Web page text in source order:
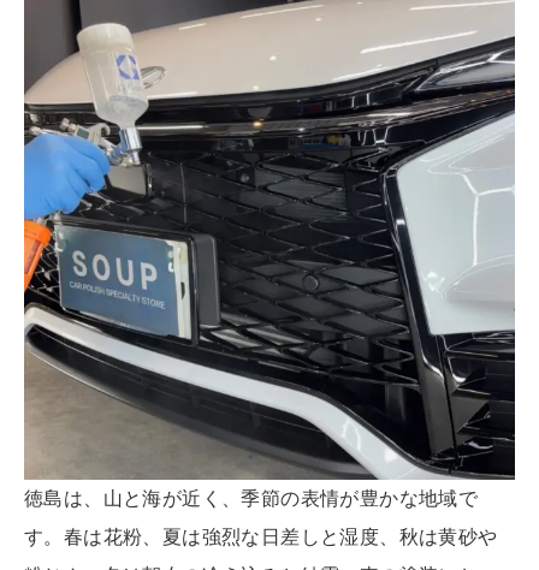
徳島は、山と海が近く、季節の表情が豊かな地域で
す。春は花粉、夏は強烈な日差しと湿度、秋は黄砂や